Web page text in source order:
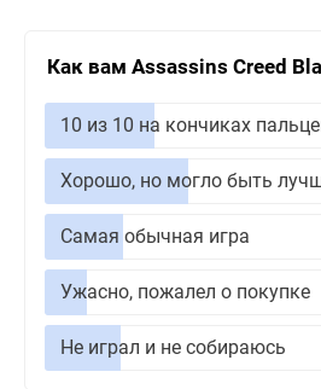
Как вам Assassins Creed
10 из 10 на кончиках
Хорошо, но могло быть
Самая обычная игра
Ужасно, пожалел о покупке
Не играл и не собираюсь